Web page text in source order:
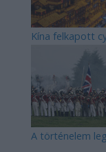
Kína felkapott
A történelem